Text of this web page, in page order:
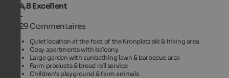
4,8Excellent
-
29 Commentaires
Quiet location at the foot of the Kronplatz ski & hiking area
Cosy apartments with balcony
Large garden with sunbathing lawn & barbecue area
Farm products & bread roll service
Children's playground & farm animals